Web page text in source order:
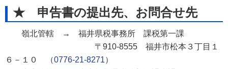
★ 申告書の提出先、お問合せ先
嶺北管轄 → 福井県税事務所 課税第一課
〒910-8555 福井市松本３丁目１
６－１０ （0776-21-8271）